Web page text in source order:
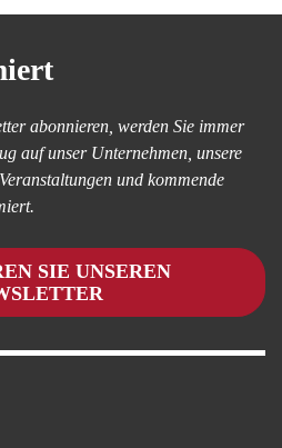
abonnieren, werden Sie immer
auf unser Unternehmen, unsere
und kommende
SIE UNSEREN